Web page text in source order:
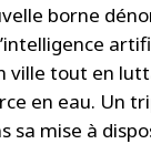
borne
ville tout en
en eau. Un
sa mise à